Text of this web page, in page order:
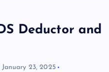
Deductor and
January 23, 2025